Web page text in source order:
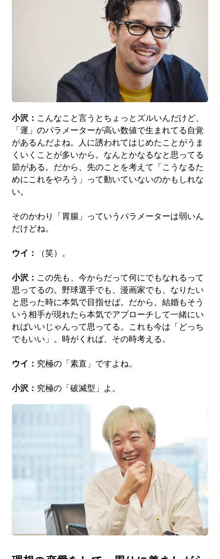
小沢： こんなこと言うとちょっとズルいんだけど、
「運」のパラメーターが高い数値で生まれてる自覚
があるんだよね。人に誘われてはじめたことがうま
くいくことが多いから。なんとかなるなと思ってる
節がある。だから、先のことを考えて「こうなるた
めにこれをやろう」って動いていないのかもしれな
い。
そのかわり「胃腸」っていうパラメーターは弱いん
だけどね。
ウイ： （笑）。
小沢： この先も、今からだって何にでもなれるって
思ってるの。野球選手でも、漫画家でも、なりたい
と思った時に本気で目指せば。だから、結婚もそう
いう相手が現れたら本気でアプローチして一緒にい
ればいいじゃんって思ってる。これも今は「どっち
でもいい」。時がくれば、その時考える。
ウイ： 究極の「素直」ですよね。
小沢： 究極の「破滅型」よ。